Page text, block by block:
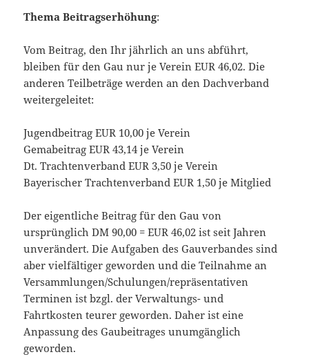
Thema Beitragserhöhung:
Vom Beitrag, den Ihr jährlich an uns abführt,
bleiben für den Gau nur je Verein EUR 46,02. Die
anderen Teilbeträge werden an den Dachverband
weitergeleitet:
Jugendbeitrag EUR 10,00 je Verein
Gemabeitrag EUR 43,14 je Verein
Dt. Trachtenverband EUR 3,50 je Verein
Bayerischer Trachtenverband EUR 1,50 je Mitglied
Der eigentliche Beitrag für den Gau von
ursprünglich DM 90,00 = EUR 46,02 ist seit Jahren
unverändert. Die Aufgaben des Gauverbandes sind
aber vielfältiger geworden und die Teilnahme an
Versammlungen/Schulungen/repräsentativen
Terminen ist bzgl. der Verwaltungs- und
Fahrtkosten teurer geworden. Daher ist eine
Anpassung des Gaubeitrages unumgänglich
geworden.